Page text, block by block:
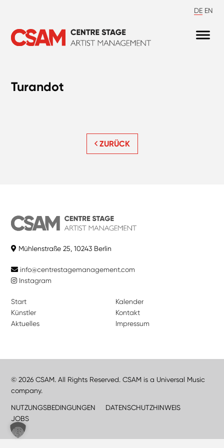
DE EN
Turandot
ZURÜCK
Mühlenstraße 25, 10243 Berlin
info@centrestagemanagement.com
Instagram
Start
Künstler
Aktuelles
Kalender
Kontakt
Impressum
© 2026 CSAM. All Rights Reserved. CSAM is a Universal Music
company.
NUTZUNGSBEDINGUNGEN
DATENSCHUTZHINWEIS
JOBS